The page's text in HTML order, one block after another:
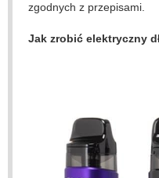
zgodnych z przepisami.
Jak zrobić elektryczny